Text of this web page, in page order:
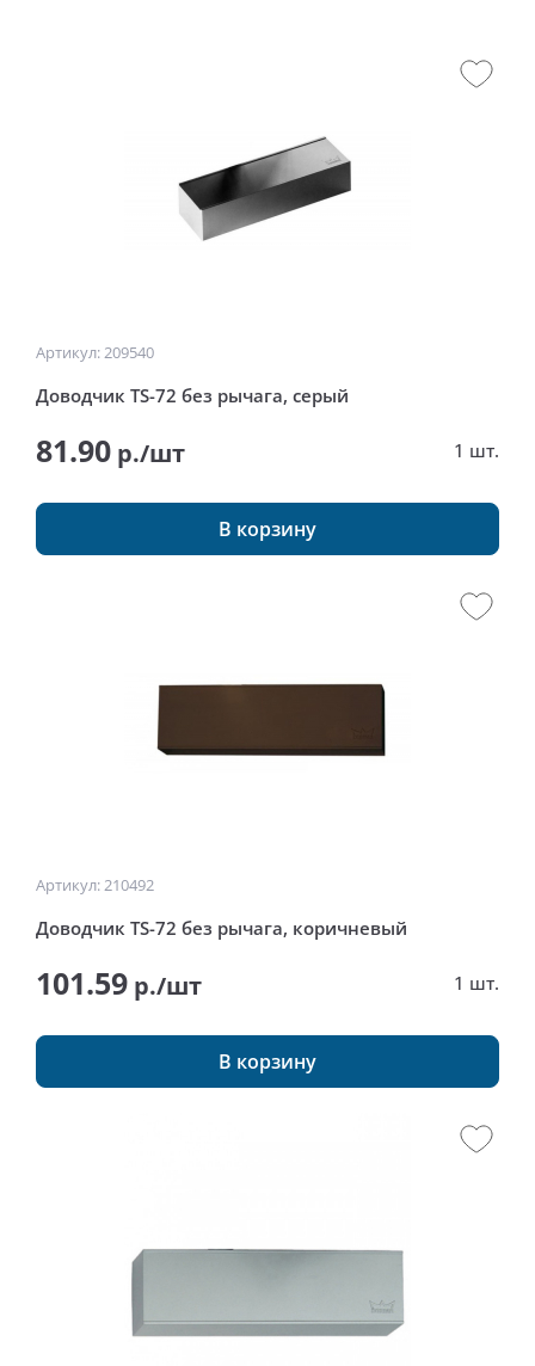
Артикул: 209540
Доводчик TS-72 без рычага, серый
81.90 р./шт 1 шт.
В корзину
Артикул: 210492
Доводчик TS-72 без рычага, коричневый
101.59 р./шт 1 шт.
В корзину